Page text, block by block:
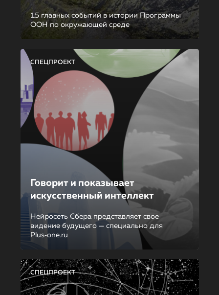
15 главных событий в истории Программы
ООН по окружающей среде
СПЕЦПРОЕКТ
Говорит и показывает
искусственный интеллект
Нейросеть Сбера представляет свое
видение будущего — специально для
Plus‑one.ru
СПЕЦПРОЕКТ